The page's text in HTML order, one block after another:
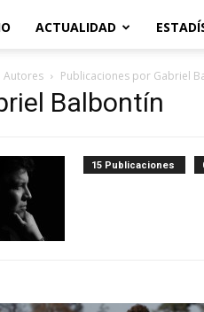
ACTUALIDAD
Autores Publicaciones por Gabriel
Balbontín
15 Publicaciones